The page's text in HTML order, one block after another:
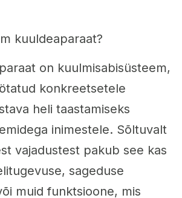
kuuldeaparaat?
on kuulmisabisüsteem,
konkreetsetele
heli taastamiseks
inimestele. Sõltuvalt
vajadustest pakub see kas
sageduse
muid funktsioone, mis